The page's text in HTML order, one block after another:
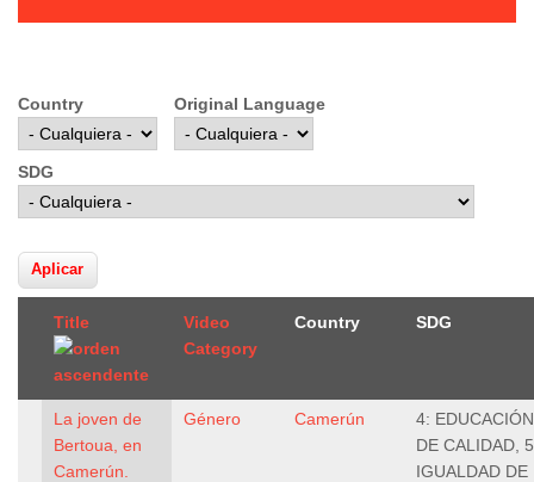
Country Original Language
SDG
Title
Video
Category
Country SDG
La joven de
Bertoua, en
Camerún.
Género Camerún
4: EDUCACIÓN
DE CALIDAD,
IGUALDAD DE